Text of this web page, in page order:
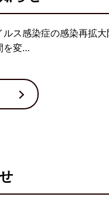
ス感染症の感染再拡
を変…